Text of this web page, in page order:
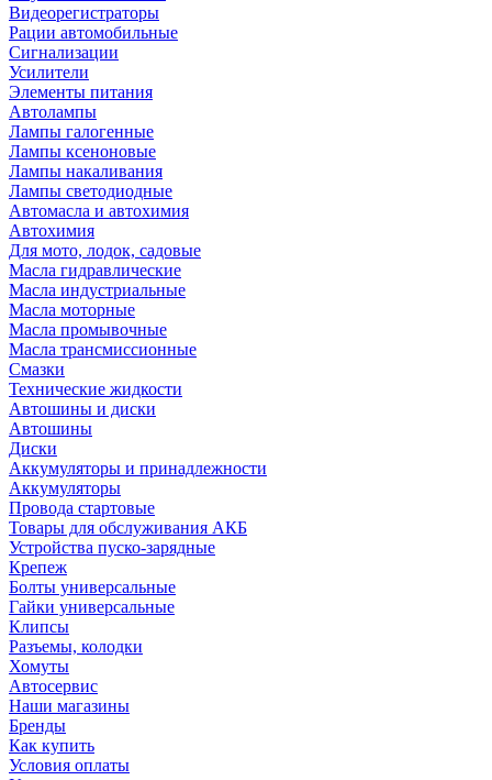
Видеорегистраторы
Рации автомобильные
Сигнализации
Усилители
Элементы питания
Автолампы
Лампы галогенные
Лампы ксеноновые
Лампы накаливания
Лампы светодиодные
Автомасла и автохимия
Автохимия
Для мото, лодок, садовые
Масла гидравлические
Масла индустриальные
Масла моторные
Масла промывочные
Масла трансмиссионные
Смазки
Технические жидкости
Автошины и диски
Автошины
Диски
Аккумуляторы и принадлежности
Аккумуляторы
Провода стартовые
Товары для обслуживания АКБ
Устройства пуско-зарядные
Крепеж
Болты универсальные
Гайки универсальные
Клипсы
Разъемы, колодки
Хомуты
Автосервис
Наши магазины
Бренды
Как купить
Условия оплаты